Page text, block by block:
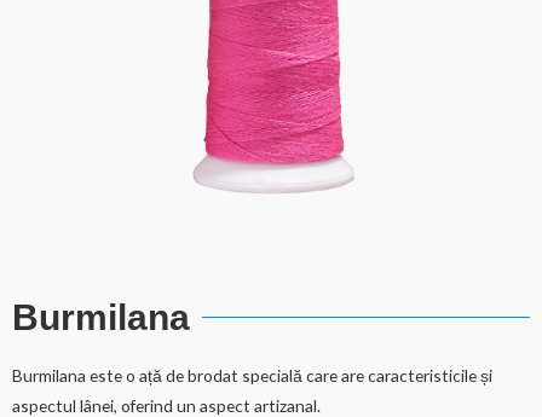
Burmilana
Burmilana este o ață de brodat specială care are caracteristicile și
aspectul lânei, oferind un aspect artizanal.